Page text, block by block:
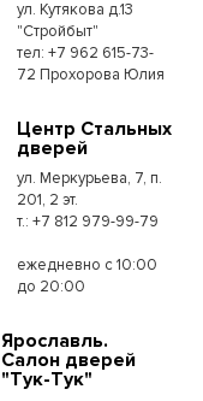
ул. Кутякова д.13
"Стройбыт"
тел: +7 962 615-73-
72 Прохорова Юлия
Центр Стальных
дверей
ул. Меркурьева, 7, п.
201, 2 эт.
т.: +7 812 979-99-79
ежедневно с 10:00
до 20:00
Ярославль.
Салон дверей
"Тук-Тук"